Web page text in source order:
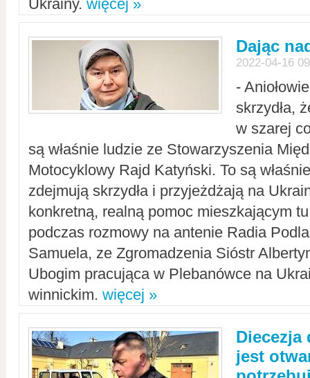
Ukrainy. więcej »
Dając
2022-04-16
-
skrzydła,
w szarej
są właśnie ludzie ze Stowarzyszenia
Motocyklowy Rajd Katyński. To są
zdejmują skrzydła i przyjeżdżają na
konkretną, realną pomoc mieszkającym
podczas rozmowy na antenie Radia
Samuela, ze Zgromadzenia Sióstr
Ubogim pracująca w Plebanówce na
winnickim. więcej »
Diecezja
jest